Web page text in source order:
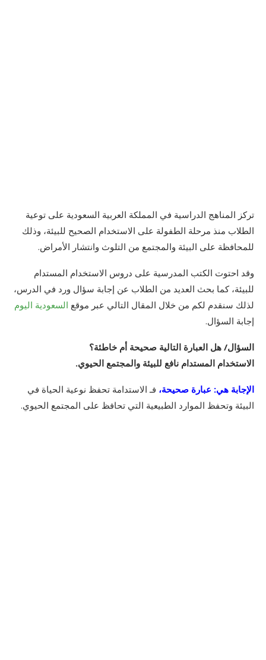
تركز المناهج الدراسية في المملكة العربية السعودية على توعية
الطلاب منذ مرحلة الطفولة على الاستخدام الصحيح للبيئة، وذلك
للمحافظة على البيئة والمجتمع من التلوث وانتشار الأمراض.
وقد احتوت الكتب المدرسية على دروس الاستخدام المستدام
للبيئة، كما بحث العديد من الطلاب عن إجابة سؤال ورد في الدرس،
لذلك سنقدم لكم من خلال المقال التالي عبر موقع السعودية اليوم
إجابة السؤال.
السؤال/ هل العبارة التالية صحيحة أم خاطئة؟
الاستخدام المستدام نافع للبيئة والمجتمع الحيوي.
الإجابة هي: عبارة صحيحة، فـ الاستدامة تحفظ نوعية الحياة في
البيئة وتحفظ الموارد الطبيعية التي تحافظ على المجتمع الحيوي.